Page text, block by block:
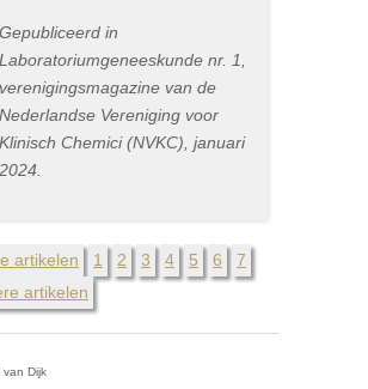
Gepubliceerd in
Laboratoriumgeneeskunde nr. 1,
verenigingsmagazine van de
Nederlandse Vereniging voor
Klinisch Chemici (NVKC), januari
2024.
artikelen 1 2 3 4 5 6
7
artikelen
Dijk